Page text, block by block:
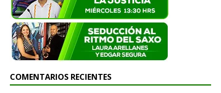
COMENTARIOS RECIENTES